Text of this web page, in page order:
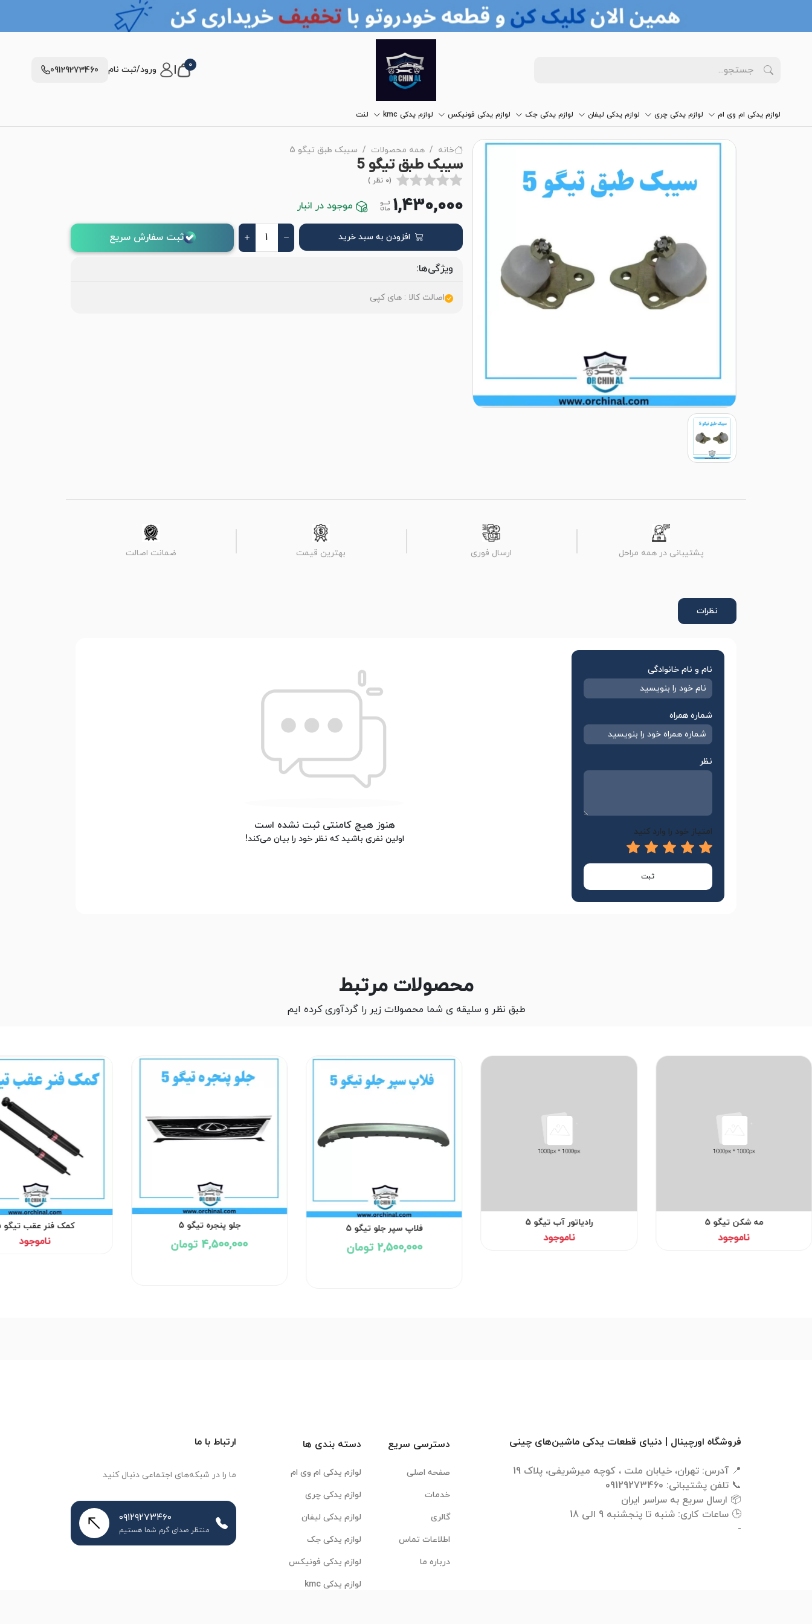
0 ورود/ثبت نام 09129273460
لوازم یدکی ام وی ام لوازم یدکی چری لوازم یدکی لیفان لوازم یدکی جک لوازم یدکی فونیکس لوازم یدکی kmc لنت
خانه همه محصولات سیبک طبق تیگو 5
سیبک طبق تیگو 5
(0 نظر )
1,430,000 موجود در انبار
افزودن به سبد خرید ثبت سفارش سریع
ویژگی‌ها:
اصالت کالا : های کپی
پشتیبانی در همه مراحل ارسال فوری بهترین قیمت ضمانت اصالت
نظرات
نام و نام خانوادگی
شماره همراه
نظر
امتیاز خود را وارد کنید
ثبت
هنوز هیچ کامنتی ثبت نشده است
اولین نفری باشید که نظر خود را بیان می‌کند!
محصولات مرتبط
طبق نظر و سلیقه ی شما محصولات زیر را گردآوری کرده ایم
مه شکن تیگو 5
ناموجود
رادیاتور آب تیگو 5
ناموجود
فلاپ سپر جلو تیگو 5
2,500,000 تومان
جلو پنجره تیگو 5
4,500,000 تومان
کمک فنر عقب تیگو 5
ناموجود
فروشگاه اورچینال | دنیای قطعات یدکی ماشین‌های چینی
-
دسترسی سریع
صفحه اصلی
خدمات
گالری
اطلاعات تماس
درباره ما
دسته بندی ها
لوازم یدکی ام وی ام
لوازم یدکی چری
لوازم یدکی لیفان
لوازم یدکی جک
لوازم یدکی فونیکس
لوازم یدکی kmc
ارتباط با ما
ما را در شبکه‌های اجتماعی دنبال کنید
۰۹۱۲۹۲۷۳۴۶۰
منتظر صدای گرم شما هستیم